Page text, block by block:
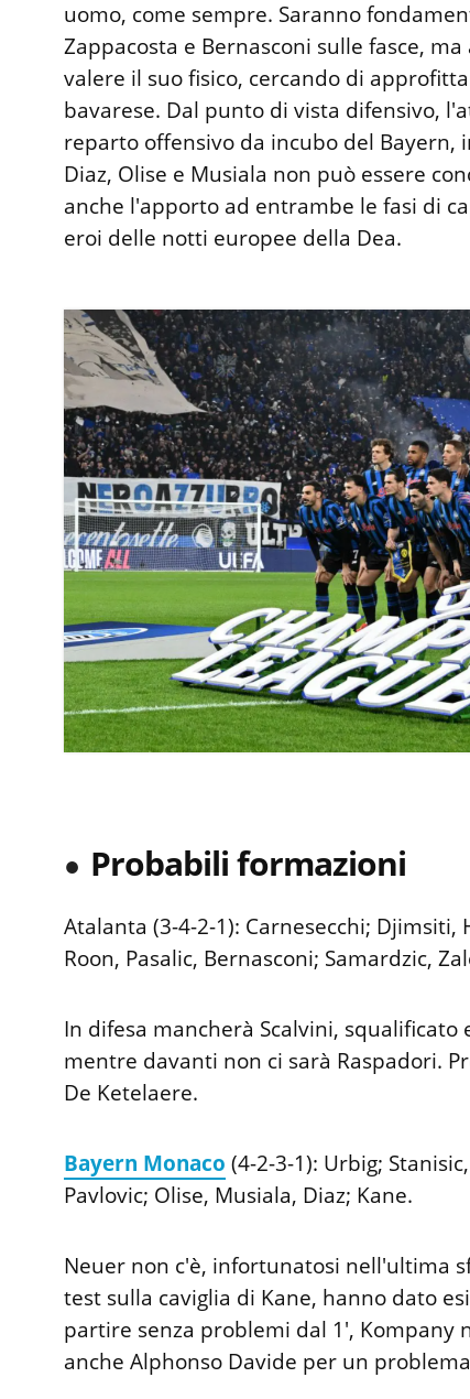
uomo, come sempre. Saranno
Zappacosta e Bernasconi sulle fasce,
valere il suo fisico, cercando di
bavarese. Dal punto di vista difensivo,
reparto offensivo da incubo del Bayern,
Diaz, Olise e Musiala non può essere
anche l'apporto ad entrambe le fasi di
eroi delle notti europee della Dea.
Probabili formazioni
Atalanta (3-4-2-1): Carnesecchi; Djimsiti,
Roon, Pasalic, Bernasconi; Samardzic,
In difesa mancherà Scalvini, squalificato
mentre davanti non ci sarà Raspadori.
De Ketelaere.
Bayern Monaco (4-2-3-1): Urbig;
Pavlovic; Olise, Musiala, Diaz; Kane.
Neuer non c'è, infortunatosi nell'ultima
test sulla caviglia di Kane, hanno dato
partire senza problemi dal 1', Kompany
anche Alphonso Davide per un